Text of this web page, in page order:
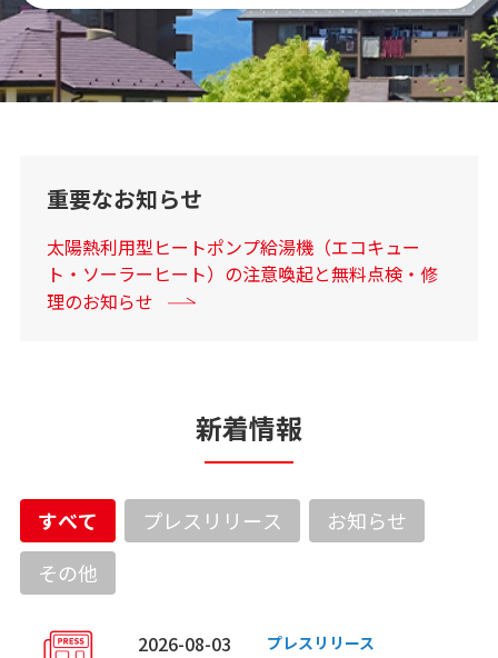
重要なお知らせ
太陽熱利用型ヒートポンプ給湯機（エコキュー
ト・ソーラーヒート）の注意喚起と無料点検・修
理のお知らせ
新着情報
すべて プレスリリース
お知らせ
その他
2026-08-03 プレスリリース